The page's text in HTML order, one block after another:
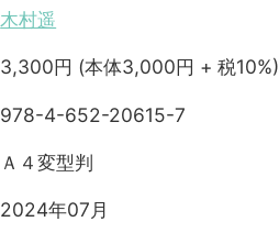
木村遥
3,300円 (本体3,000円 + 税10%)
978-4-652-20615-7
Ａ４変型判
2024年07月